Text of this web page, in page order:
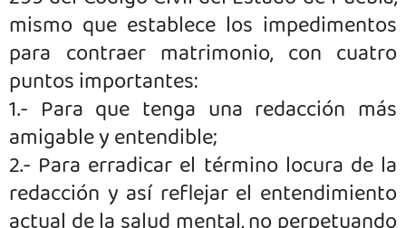
mismo que establece los impedimentos
para contraer matrimonio, con cuatro
puntos importantes:
1.- Para que tenga una redacción más
amigable y entendible;
2.- Para erradicar el término locura de la
redacción y así reflejar el entendimiento